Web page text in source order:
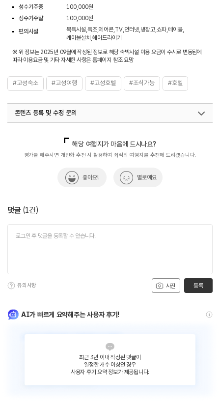
성수기주중
100,000원
성수기주말
100,000원
편의시설
목욕시설,욕조,에어콘,TV,인터넷,냉장고,쇼파,테이블,
케이블설치,헤어드라이기
※ 위 정보는 2025년 09월에 작성된 정보로 해당 숙박시설 이용 요금이 수시로 변동됨에
따라 이용요금 및 기타 자세한 사항은 홈페이지 참조 요망
#고성숙소 #고성여행 #고성호텔 #조식가능 #호텔
콘텐츠 등록 및 수정 문의
열린관광콘텐츠팀(열린관광-모두의여행)
033-738-3425
해당 여행지가 마음에 드시나요?
평가를 해주시면 개인화 추천 시 활용하여 최적의 여행지를 추천해 드리겠습니다.
좋아요! 별로예요
댓글 (1건)
사진
유의사항 등록
AI가 빠르게 요약해주는 사용자 후기!
최근 3년 이내 작성된 댓글이
일정한 개수 이상인 경우
사용자 후기 요약 정보가 제공됩니다.